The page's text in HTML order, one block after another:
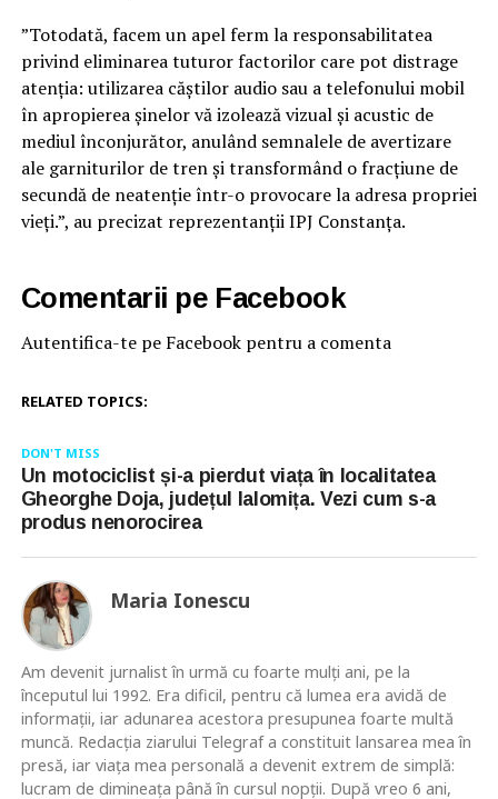
”Totodată, facem un apel ferm la responsabilitatea
privind eliminarea tuturor factorilor care pot distrage
atenția: utilizarea căștilor audio sau a telefonului mobil
în apropierea șinelor vă izolează vizual și acustic de
mediul înconjurător, anulând semnalele de avertizare
ale garniturilor de tren și transformând o fracțiune de
secundă de neatenție într-o provocare la adresa propriei
vieți.”, au precizat reprezentanții IPJ Constanța.
Comentarii pe Facebook
Autentifica-te pe Facebook pentru a comenta
RELATED TOPICS:
DON'T MISS
Un motociclist și-a pierdut viața în localitatea
Gheorghe Doja, județul Ialomița. Vezi cum s-a
produs nenorocirea
Maria Ionescu
Am devenit jurnalist în urmă cu foarte mulţi ani, pe la
începutul lui 1992. Era dificil, pentru că lumea era avidă de
informaţii, iar adunarea acestora presupunea foarte multă
muncă. Redacţia ziarului Telegraf a constituit lansarea mea în
presă, iar viaţa mea personală a devenit extrem de simplă:
lucram de dimineaţa până în cursul nopţii. După vreo 6 ani,